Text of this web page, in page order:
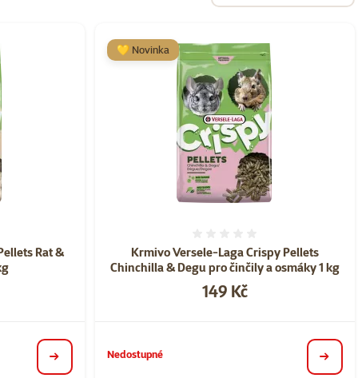
Rat &
detail
Krmivo Versele-Laga Crispy Pellets
Chinchilla & Degu pro činčily a osmáky 1 kg
Cena
149 Kč
💛 Novinka
Nedostupné
detail